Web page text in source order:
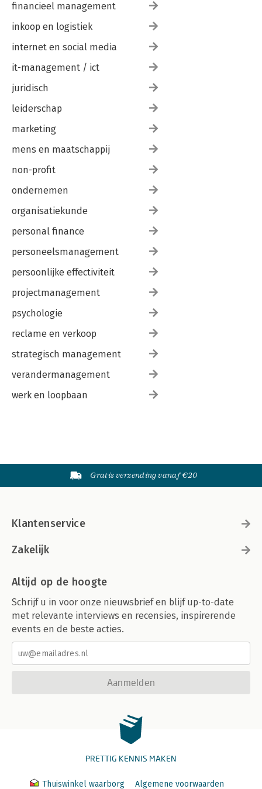
financieel management
inkoop en logistiek
internet en social media
it-management / ict
juridisch
leiderschap
marketing
mens en maatschappij
non-profit
ondernemen
organisatiekunde
personal finance
personeelsmanagement
persoonlijke effectiviteit
projectmanagement
psychologie
reclame en verkoop
strategisch management
verandermanagement
werk en loopbaan
Gratis verzending vanaf €20
Klantenservice
Zakelijk
Altijd op de hoogte
Schrijf u in voor onze nieuwsbrief en blijf up-to-date
met relevante interviews en recensies, inspirerende
events en de beste acties.
Aanmelden
PRETTIG KENNIS MAKEN
Thuiswinkel waarborg Algemene voorwaarden